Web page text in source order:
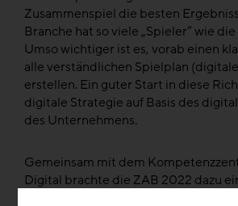
Zusammenspiel die besten
Branche hat so viele „Spieler“ wie
Umso wichtiger ist es, vorab einen
alle verständlichen Spielplan
erstellen. Ein guter Start in diese
digitale Strategie auf Basis des
des Unternehmens.
Gemeinsam mit dem
Digital brachte die ZAB 2022 dazu